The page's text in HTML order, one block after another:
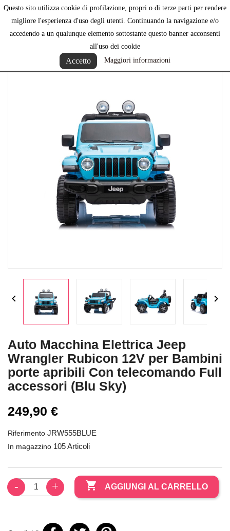
Questo sito utilizza cookie di profilazione, propri o di terze parti per rendere
migliore l'esperienza d'uso degli utenti. Continuando la navigazione e/o
accedendo a un qualunque elemento sottostante questo banner acconsenti
all'uso dei cookie
Accetto Maggiori informazioni

 
Auto Macchina Elettrica Jeep
Wrangler Rubicon 12V per Bambini
porte apribili Con telecomando Full
accessori (Blu Sky)
249,90 €
Riferimento JRW555BLUE
In magazzino 105 Articoli
 AGGIUNGI AL CARRELLO